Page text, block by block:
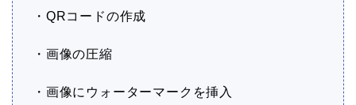
・QRコードの作成
・画像の圧縮
・画像にウォーターマークを挿入